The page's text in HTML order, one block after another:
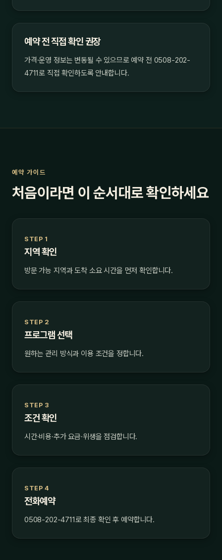
예약 전 직접 확인 권장
가격·운영 정보는 변동될 수 있으므로 예약 전 0508-202-
4711로 직접 확인하도록 안내합니다.
예약 가이드
처음이라면 이 순서대로 확인하세요
STEP 1
지역 확인
방문 가능 지역과 도착 소요 시간을 먼저 확인합니다.
STEP 2
프로그램 선택
원하는 관리 방식과 이용 조건을 정합니다.
STEP 3
조건 확인
시간·비용·추가 요금·위생을 점검합니다.
STEP 4
전화예약
0508-202-4711로 최종 확인 후 예약합니다.